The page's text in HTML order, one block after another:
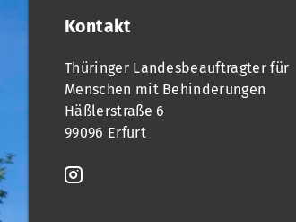
Kontakt
Thüringer Landesbeauftragter für
Menschen mit Behinderungen
Häßlerstraße 6
99096 Erfurt